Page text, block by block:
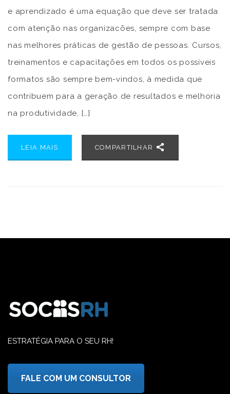
e aprendizado é uma equação que deve ser tratada
com atenção nas organizacões, sempre com base
nas melhores práticas de gestão de pessoas. Cursos,
treinamentos e capacitações em todos os possíveis
formatos são sempre bem-vindos, à medida que
contribuem para a geração de resultados e melhoria
na produtividade, […]
LEIA MAIS COMPARTILHAR
ESTRATÉGIA PARA O SEU RH!
FALE COM UM CONSULTOR